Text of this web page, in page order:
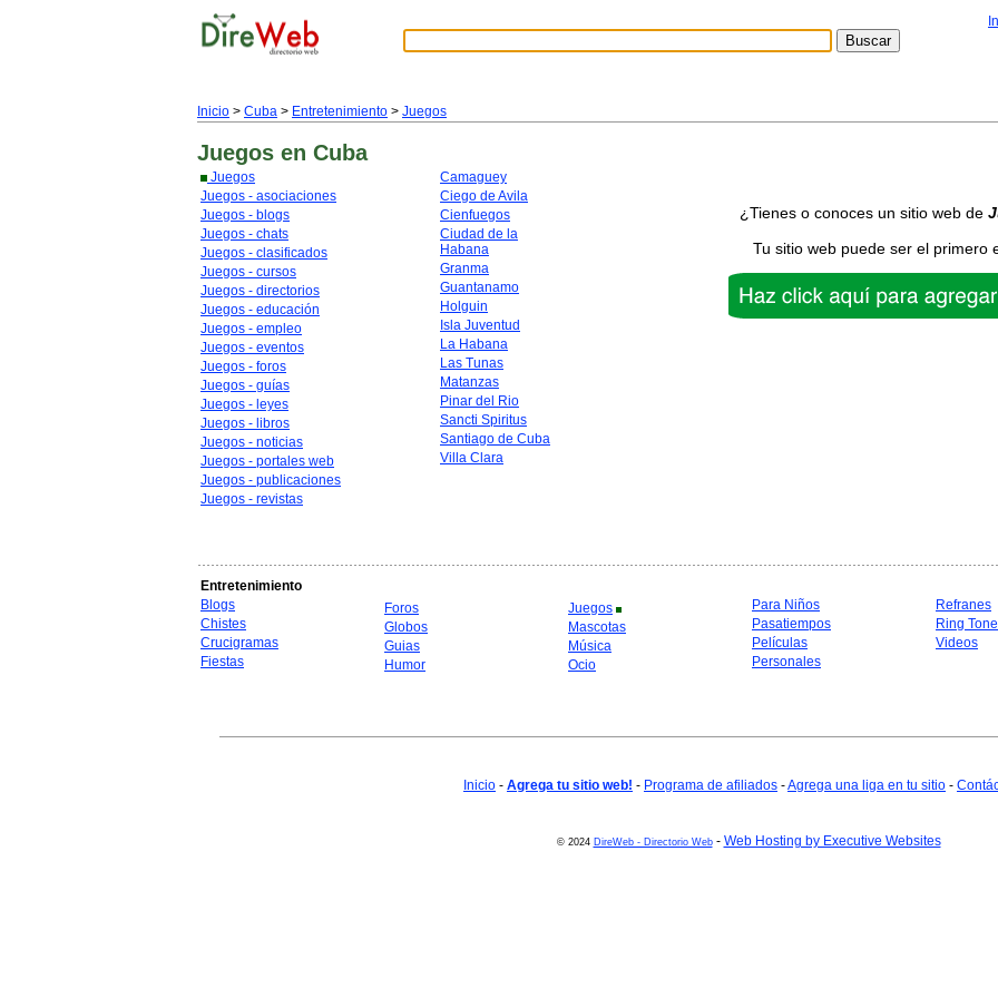
Inicio > Cuba > Entretenimiento > Juegos
Juegos en Cuba
Juegos
Juegos - asociaciones
Juegos - blogs
Juegos - chats
Juegos - clasificados
Juegos - cursos
Juegos - directorios
Juegos - educación
Juegos - empleo
Juegos - eventos
Juegos - foros
Juegos - guías
Juegos - leyes
Juegos - libros
Juegos - noticias
Juegos - portales web
Juegos - publicaciones
Juegos - revistas
Camaguey
Ciego de Avila
Cienfuegos
Ciudad de la
Habana
Granma
Guantanamo
Holguin
Isla Juventud
La Habana
Las Tunas
Matanzas
Pinar del Rio
Sancti Spiritus
Santiago de Cuba
Villa Clara
¿Tienes o conoces un sitio web de
Tu sitio web puede ser el primero
Entretenimiento
Blogs
Chistes
Crucigramas
Fiestas
Foros
Globos
Guias
Humor
Juegos
Mascotas
Música
Ocio
Para Niños
Pasatiempos
Películas
Personales
Refranes
Ring
Videos
Inicio - Agrega tu sitio web! - Programa de afiliados -Agrega una liga en tu sitio -
© 2024 DireWeb - Directorio Web- Web Hosting by Executive Websites